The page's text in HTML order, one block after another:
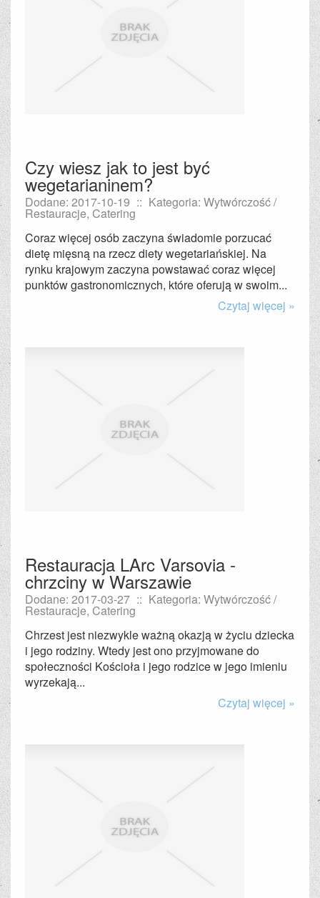
Czy wiesz jak to jest być
wegetarianinem?
Dodane: 2017-10-19 :: Kategoria: Wytwórczość /
Restauracje, Catering
Coraz więcej osób zaczyna świadomie porzucać
dietę mięsną na rzecz diety wegetariańskiej. Na
rynku krajowym zaczyna powstawać coraz więcej
punktów gastronomicznych, które oferują w swoim...
Czytaj więcej »
Restauracja LArc Varsovia -
chrzciny w Warszawie
Dodane: 2017-03-27 :: Kategoria: Wytwórczość /
Restauracje, Catering
Chrzest jest niezwykle ważną okazją w życiu dziecka
i jego rodziny. Wtedy jest ono przyjmowane do
społeczności Kościoła i jego rodzice w jego imieniu
wyrzekają...
Czytaj więcej »